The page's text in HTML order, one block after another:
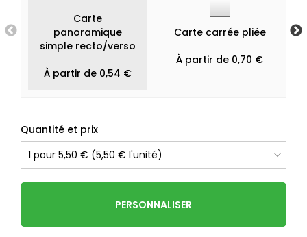
Carte
panoramique
simple recto/verso
À partir de 0,54 €
Carte carrée pliée
À partir de 0,70 €
Quantité et prix
PERSONNALISER